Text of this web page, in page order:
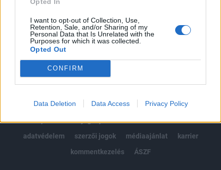
I want to opt-out of Collection, Use,
Retention, Sale, and/or Sharing of my
Personal Data that Is Unrelated with the
Purposes for which it was collected.
Opted Out
CONFIRM
Data Deletion Data Access Privacy Policy
MÁR ELŐFIZETŐNK VAGY?BEJELENTKEZÉS
© 2026 Portfolio
impresszum
jogi nyilatkozat
süti beállítások
adatvédelem
szerzői jogok médiaajánlat
karrier
kommentkezelés
ÁSZF